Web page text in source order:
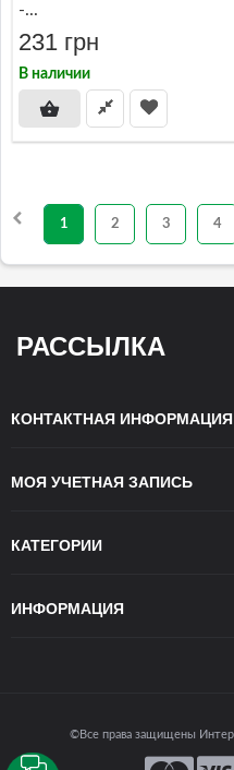
-...
231 грн
В наличии
1 2 3 4
РАССЫЛКА
КОНТАКТНАЯ ИНФОРМАЦИЯ
МОЯ УЧЕТНАЯ ЗАПИСЬ
КАТЕГОРИИ
ИНФОРМАЦИЯ
©Все права защищены